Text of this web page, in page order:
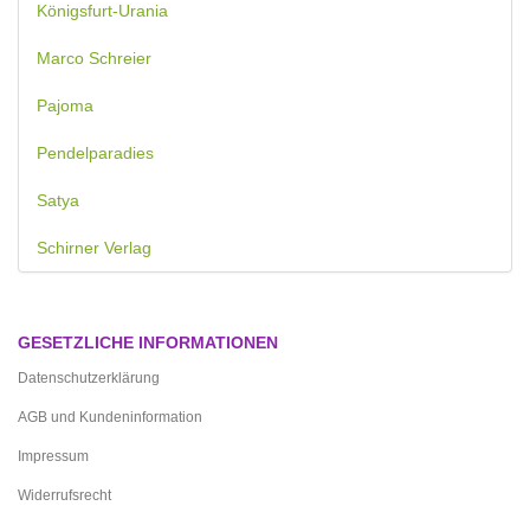
Königsfurt-Urania
Marco Schreier
Pajoma
Pendelparadies
Satya
Schirner Verlag
GESETZLICHE INFORMATIONEN
Datenschutzerklärung
AGB und Kundeninformation
Impressum
Widerrufsrecht